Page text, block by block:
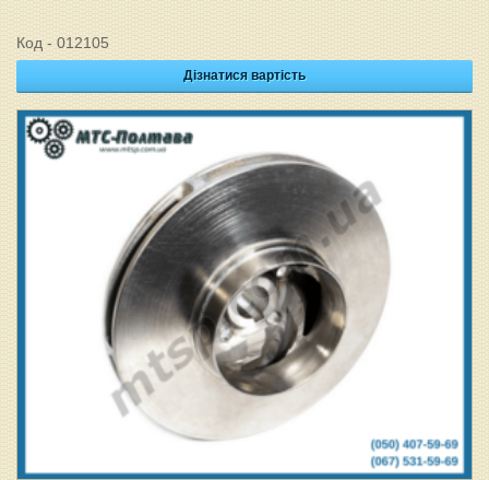
Код - 012105
Дізнатися вартість